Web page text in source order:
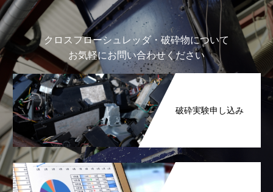
クロスフローシュレッダ・破砕物について
お気軽にお問い合わせください
破砕実験申し込み